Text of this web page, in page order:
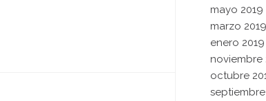
mayo 2019
marzo 2019
enero 2019
noviembre
octubre
septiembre